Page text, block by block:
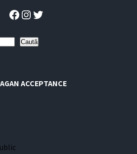
Facebook
Instagram
Caută
ACCEPTANCE